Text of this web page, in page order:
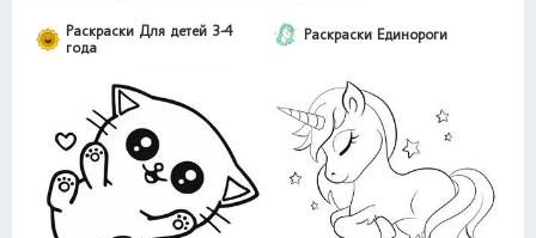
Раскраски Для детей 3-4
года
Раскраски Единороги